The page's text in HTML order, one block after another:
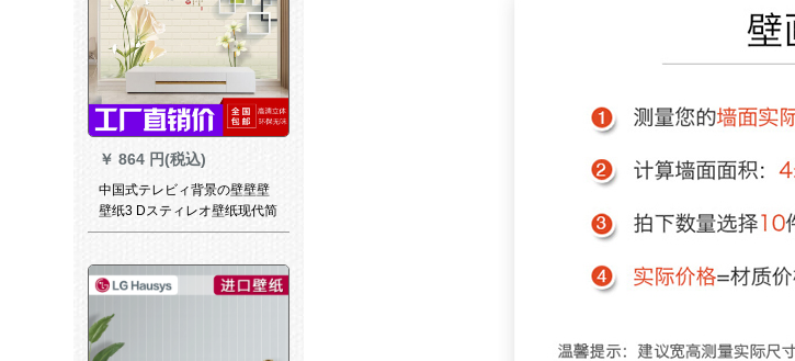
￥ 864 円(税込)
中国式テレビィ背景の壁壁壁
壁纸3 Dスティレオ壁纸现代简
单居間ベル5 D壁画シム5 D壁
飾シム入力8 D水晶シャーク
108/平方